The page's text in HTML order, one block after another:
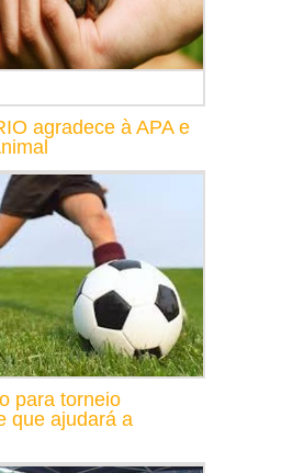
agradece à APA e
para torneio
que ajudará a